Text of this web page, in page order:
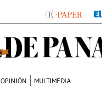
OPINIÓN MULTIMEDIA